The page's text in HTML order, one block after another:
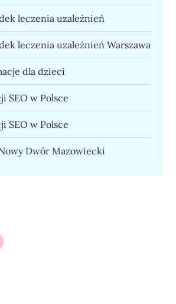
leczenia uzależnień
leczenia uzależnień Warszawa
dla dzieci
SEO w Polsce
SEO w Polsce
Dwór Mazowiecki